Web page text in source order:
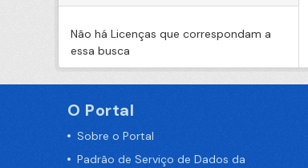
Não há Licenças que correspondam a
essa busca
O Portal
Sobre o Portal
Padrão de Serviço de Dados da